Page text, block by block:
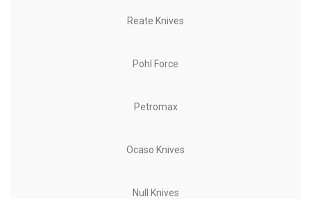
Reate Knives
Pohl Force
Petromax
Ocaso Knives
Null Knives